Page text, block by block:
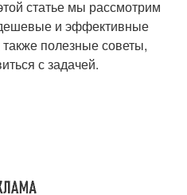
статье мы рассмотрим
и эффективные
полезные советы,
с задачей.